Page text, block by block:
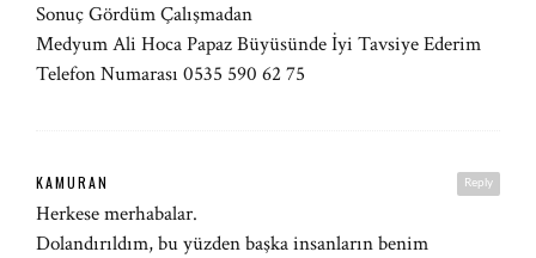
Sonuç Gördüm Çalışmadan
Medyum Ali Hoca Papaz Büyüsünde İyi Tavsiye Ederim
Telefon Numarası 0535 590 62 75
Reply
KAMURAN
Herkese merhabalar.
Dolandırıldım, bu yüzden başka insanların benim